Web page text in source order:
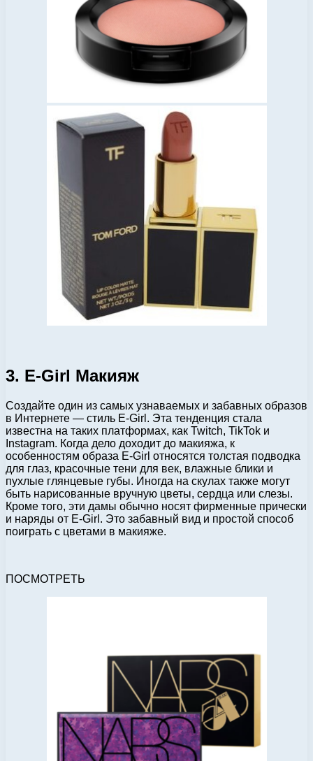
3. E-Girl Макияж
Создайте один из самых узнаваемых и забавных образов
в Интернете — стиль E-Girl. Эта тенденция стала
известна на таких платформах, как Twitch, TikTok и
Instagram. Когда дело доходит до макияжа, к
особенностям образа E-Girl относятся толстая подводка
для глаз, красочные тени для век, влажные блики и
пухлые глянцевые губы. Иногда на скулах также могут
быть нарисованные вручную цветы, сердца или слезы.
Кроме того, эти дамы обычно носят фирменные прически
и наряды от E-Girl. Это забавный вид и простой способ
поиграть с цветами в макияже.
ПОСМОТРЕТЬ